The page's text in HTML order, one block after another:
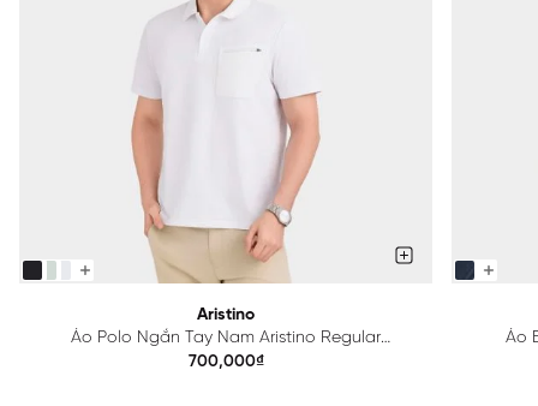
Aristino
Áo Polo Ngắn Tay Nam Aristino Regular
APS615EDP01
700,000₫
Áo